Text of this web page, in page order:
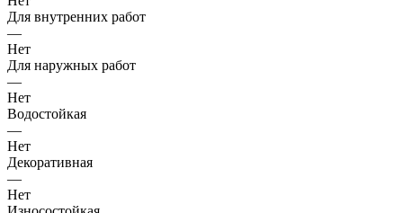
Для внутренних работ
—
Нет
Для наружных работ
—
Нет
Водостойкая
—
Нет
Декоративная
—
Нет